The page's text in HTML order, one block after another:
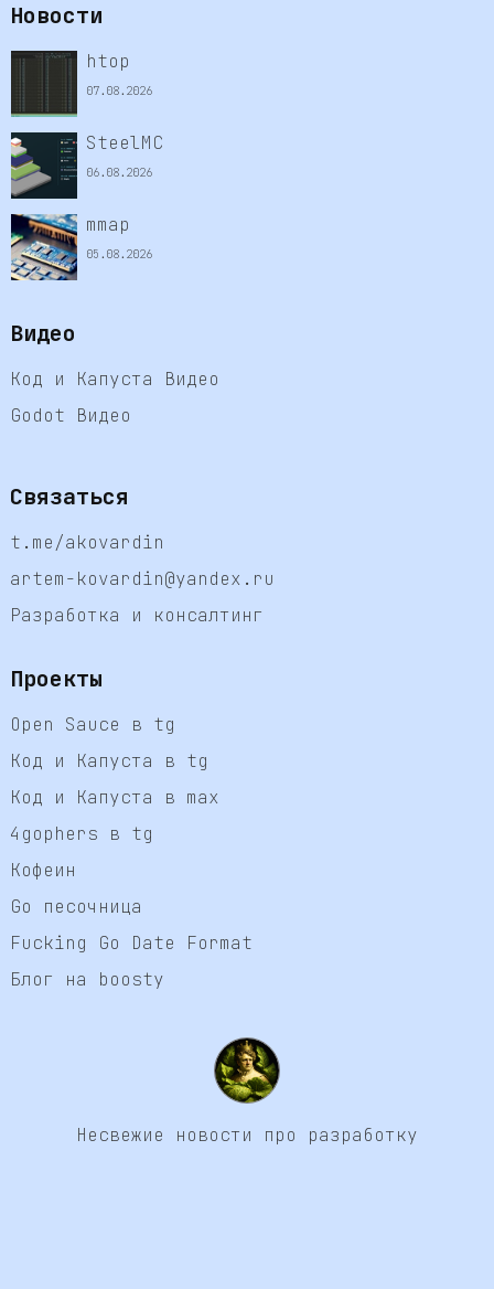
Новости
htop
07.08.2026
SteelMC
06.08.2026
mmap
05.08.2026
Видео
Код и Капуста Видео
Godot Видео
Связаться
t.me/akovardin
artem-kovardin@yandex.ru
Разработка и консалтинг
Проекты
Open Sauce в tg
Код и Капуста в tg
Код и Капуста в max
4gophers в tg
Кофеин
Go песочница
Fucking Go Date Format
Блог на boosty
Несвежие новости про разработку